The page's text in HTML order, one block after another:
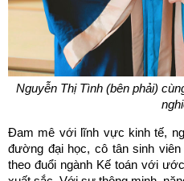
Nguyễn Thị Tình (bên phải)
Đam mê với lĩnh vực kinh tế,
đường đại học, cô tân sinh
theo đuổi ngành Kế toán với